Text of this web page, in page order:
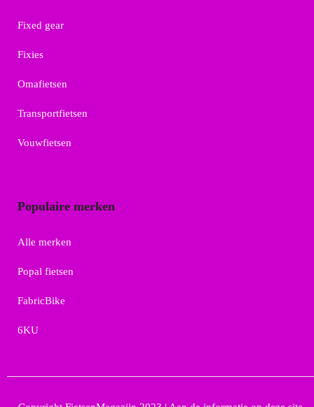
Fixed gear
Fixies
Omafietsen
Transportfietsen
Vouwfietsen
Populaire merken
Alle merken
Popal fietsen
FabricBike
6KU